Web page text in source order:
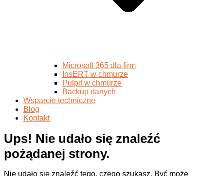
Microsoft 365 dla firm
InsERT w chmurze
Pulpit w chmurze
Backup danych
Wsparcie techniczne
Blog
Kontakt
Ups! Nie udało się znaleźć
pożądanej strony.
Nie udało się znaleźć tego, czego szukasz. Być może